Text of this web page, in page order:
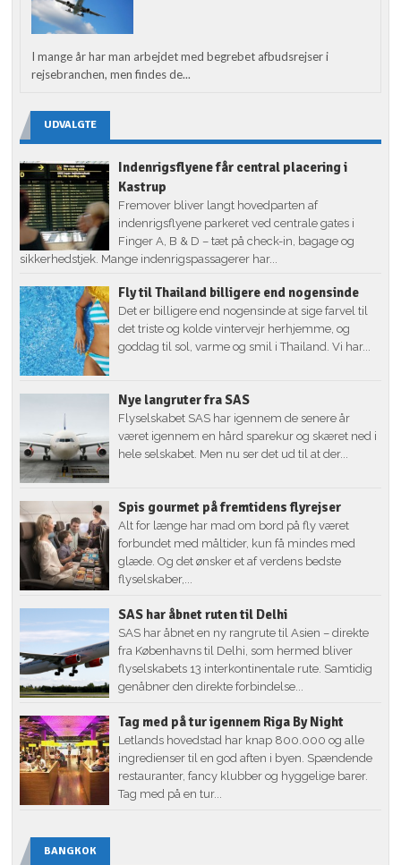
I mange år har man arbejdet med begrebet afbudsrejser i
rejsebranchen, men findes de...
UDVALGTE
Indenrigsflyene får central placering i
Kastrup
Fremover bliver langt hovedparten af
indenrigsflyene parkeret ved centrale gates i
Finger A, B & D – tæt på check-in, bagage og
sikkerhedstjek. Mange indenrigspassagerer har...
Fly til Thailand billigere end nogensinde
Det er billigere end nogensinde at sige farvel til
det triste og kolde vintervejr herhjemme, og
goddag til sol, varme og smil i Thailand. Vi har...
Nye langruter fra SAS
Flyselskabet SAS har igennem de senere år
været igennem en hård sparekur og skæret ned i
hele selskabet. Men nu ser det ud til at der...
Spis gourmet på fremtidens flyrejser
Alt for længe har mad om bord på fly været
forbundet med måltider, kun få mindes med
glæde. Og det ønsker et af verdens bedste
flyselskaber,...
SAS har åbnet ruten til Delhi
SAS har åbnet en ny rangrute til Asien – direkte
fra Københavns til Delhi, som hermed bliver
flyselskabets 13 interkontinentale rute. Samtidig
genåbner den direkte forbindelse...
Tag med på tur igennem Riga By Night
Letlands hovedstad har knap 800.000 og alle
ingredienser til en god aften i byen. Spændende
restauranter, fancy klubber og hyggelige barer.
Tag med på en tur...
BANGKOK